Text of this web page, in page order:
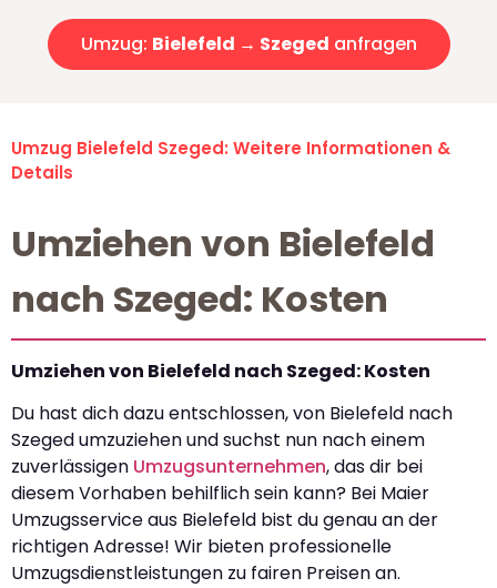
Umzug: Bielefeld → Szeged anfragen
Umzug Bielefeld Szeged: Weitere Informationen &
Details
Umziehen von Bielefeld
nach Szeged: Kosten
Umziehen von Bielefeld nach Szeged: Kosten
Du hast dich dazu entschlossen, von Bielefeld nach
Szeged umzuziehen und suchst nun nach einem
zuverlässigen Umzugsunternehmen, das dir bei
diesem Vorhaben behilflich sein kann? Bei Maier
Umzugsservice aus Bielefeld bist du genau an der
richtigen Adresse! Wir bieten professionelle
Umzugsdienstleistungen zu fairen Preisen an.